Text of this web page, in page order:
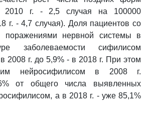
2010 г. - 2,5 случая на 100000
г. - 4,7 случая). Доля пациентов со
поражениями нервной системы в
заболеваемости сифилисом
2008 г. до 5,9% - в 2018 г. При этом
нейросифилисом в 2008 г.
от общего числа выявленных
а в 2018 г. - уже 85,1%